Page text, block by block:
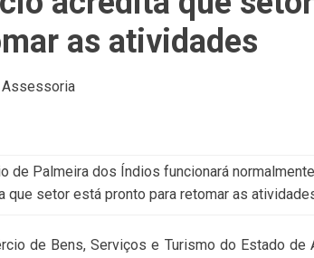
as atividades
Assessoria
que setor está pronto para retomar as
de Bens, Serviços e Turismo do Estado de